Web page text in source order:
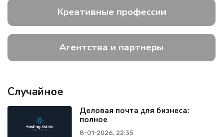
Креативные профессии
Агентства и партнеры
Случайное
Деловая почта для бизнеса:
полное
8-01-2026, 22:35